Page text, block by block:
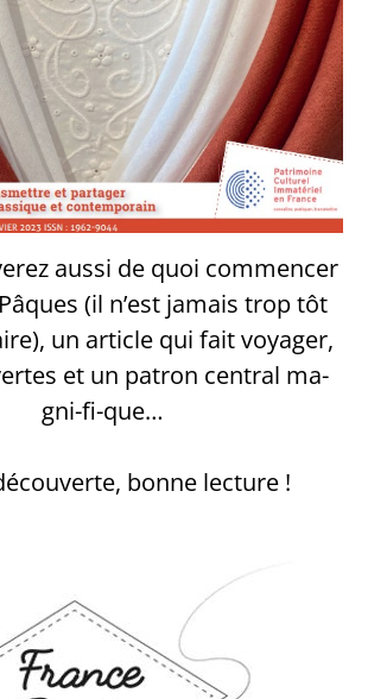
aussi de quoi commencer
(il n’est jamais trop tôt
un article qui fait voyager,
et un patron central ma-
gni-fi-que…
bonne lecture !